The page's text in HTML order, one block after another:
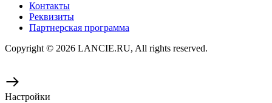
Контакты
Реквизиты
Партнерская программа
Copyright © 2026 LANCIE.RU, All rights reserved.
Настройки